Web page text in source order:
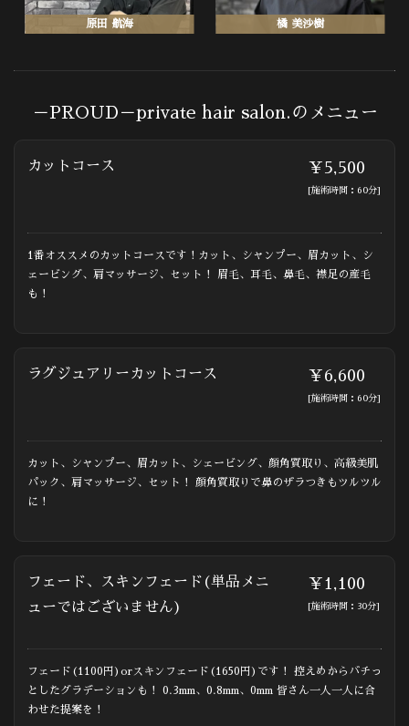
原田 航海 橘 美沙樹
－PROUD－private hair salon.のメニュー
カットコース ￥5,500
[施術時間：60分]
1番オススメのカットコースです！カット、シャンプー、眉カット、シ
ェービング、肩マッサージ、セット！ 眉毛、耳毛、鼻毛、襟足の産毛
も！
ラグジュアリーカットコース ￥6,600
[施術時間：60分]
カット、シャンプー、眉カット、シェービング、顔角質取り、高級美肌
パック、肩マッサージ、セット！ 顔角質取りで鼻のザラつきもツルツル
に！
フェード、スキンフェード(単品メニ
ューではございません)
￥1,100
[施術時間：30分]
フェード(1100円)orスキンフェード(1650円)です！ 控えめからバチっ
としたグラデーションも！ 0.3mm、0.8mm、0mm 皆さん一人一人に合
わせた提案を！